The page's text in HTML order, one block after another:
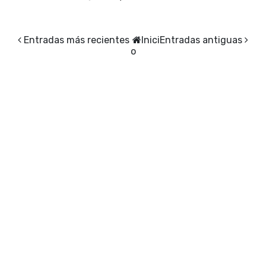
Entradas más recientes Entradas antiguas
Inici
o